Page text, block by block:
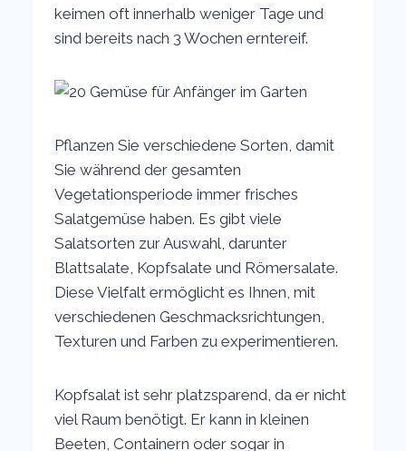
keimen oft innerhalb weniger Tage und
sind bereits nach 3 Wochen erntereif.
Pflanzen Sie verschiedene Sorten, damit
Sie während der gesamten
Vegetationsperiode immer frisches
Salatgemüse haben. Es gibt viele
Salatsorten zur Auswahl, darunter
Blattsalate, Kopfsalate und Römersalate.
Diese Vielfalt ermöglicht es Ihnen, mit
verschiedenen Geschmacksrichtungen,
Texturen und Farben zu experimentieren.
Kopfsalat ist sehr platzsparend, da er nicht
viel Raum benötigt. Er kann in kleinen
Beeten, Containern oder sogar in